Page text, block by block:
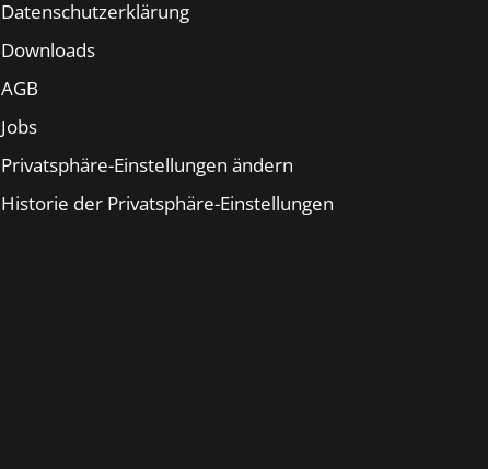
Datenschutzerklärung
Downloads
AGB
Jobs
Privatsphäre-Einstellungen ändern
Historie der Privatsphäre-Einstellungen